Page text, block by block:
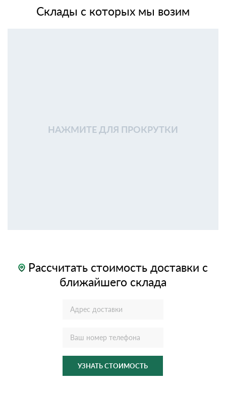
Склады с которых мы возим
НАЖМИТЕ ДЛЯ ПРОКРУТКИ
Рассчитать стоимость доставки с
ближайшего склада
УЗНАТЬ СТОИМОСТЬ